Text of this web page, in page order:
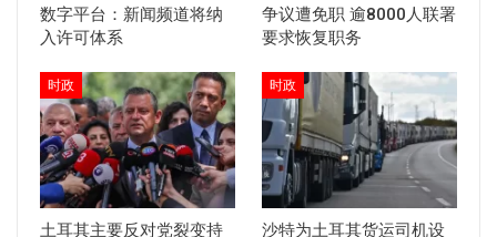
数字平台：新闻频道将纳
入许可体系
争议遭免职 逾8000人联署
要求恢复职务
时政
土耳其主要反对党裂变持
时政
沙特为土耳其货运司机设